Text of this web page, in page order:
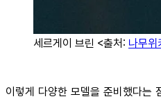
세르게이 브린 <출처: 나무위
이렇게 다양한 모델을 준비했다는